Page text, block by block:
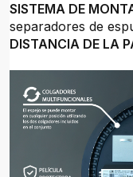
SISTEMA DE
separadores de
DISTANCIA DE LA